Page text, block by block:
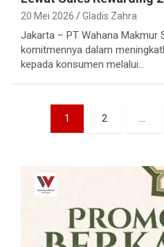
20 Mei 2026 Gladis Zahra
Jakarta – PT Wahana Makmur
komitmennya dalam
kepada konsumen melalui…
Paginasi
1 2 …